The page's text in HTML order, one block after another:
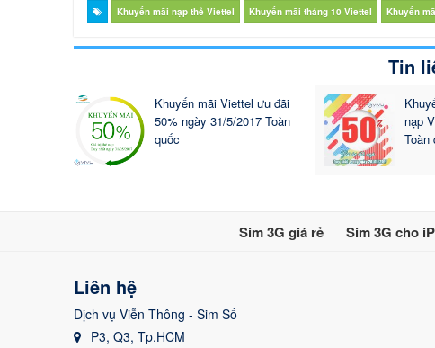
Khuyến mãi nạp thẻ Viettel Khuyến mãi tháng 10 Viettel Khuyến
Tin
Khuyến mãi Viettel ưu đãi
50% ngày 31/5/2017 Toàn
quốc
nạp
Toàn
Sim 3G giá rẻ Sim 3G cho
Liên hệ
Dịch vụ Viễn Thông - Sim Số
P3, Q3, Tp.HCM